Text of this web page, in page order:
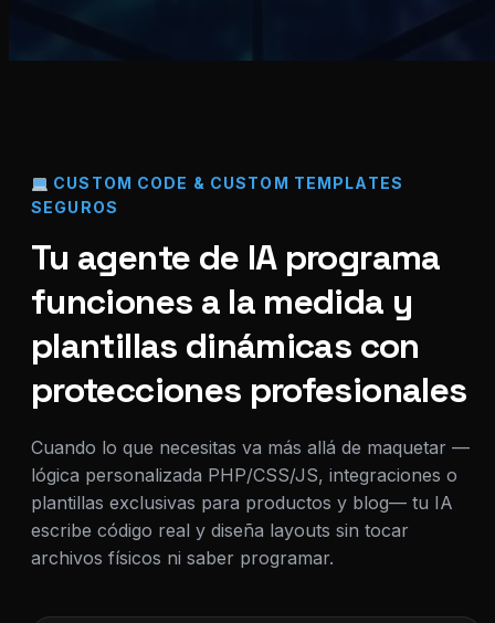
CUSTOM CODE & CUSTOM TEMPLATES
SEGUROS
Tu agente de IA programa
funciones a la medida y
plantillas dinámicas con
protecciones profesionales
Cuando lo que necesitas va más allá de maquetar —
lógica personalizada PHP/CSS/JS, integraciones o
plantillas exclusivas para productos y blog— tu IA
escribe código real y diseña layouts sin tocar
archivos físicos ni saber programar.